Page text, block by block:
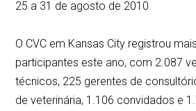
25 a 31 de agosto de 2010
O CVC em Kansas City registrou
participantes este ano, com 2.087
técnicos, 225 gerentes de
de veterinária, 1.106 convidados e